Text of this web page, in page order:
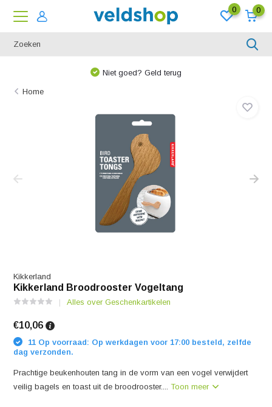
0 0
Niet goed? Geld terug
Home
Kikkerland
Kikkerland Broodrooster Vogeltang
Alles over Geschenkartikelen
€10,06
11 Op voorraad: Op werkdagen voor 17:00 besteld, zelfde
dag verzonden.
Prachtige beukenhouten tang in de vorm van een vogel verwijdert
veilig bagels en toast uit de broodrooster....Toon meer